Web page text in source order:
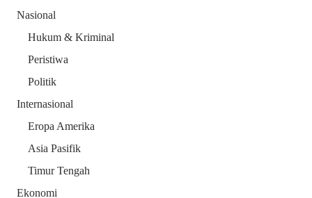
Nasional
Hukum & Kriminal
Peristiwa
Politik
Internasional
Eropa Amerika
Asia Pasifik
Timur Tengah
Ekonomi